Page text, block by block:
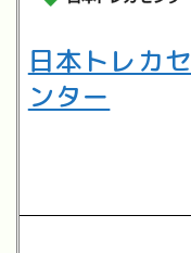
日本トレカセ
ンター